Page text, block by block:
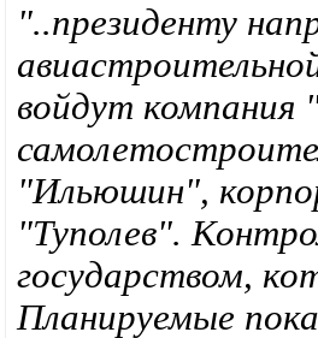
"..президенту
войдут компания
"Ильюшин",
"Туполев".
государством,
Планируемые